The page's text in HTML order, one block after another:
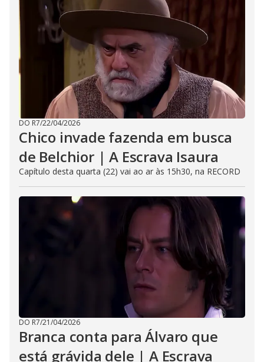
DO R7/22/04/2026
Chico invade fazenda em busca
de Belchior | A Escrava Isaura
Capítulo desta quarta (22) vai ao ar às 15h30, na RECORD
DO R7/21/04/2026
Branca conta para Álvaro que
está grávida dele | A Escrava